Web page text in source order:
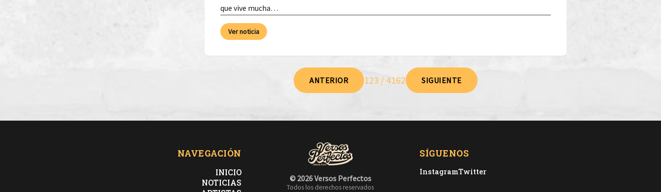
que vive mucha…
Ver noticia
ANTERIOR 123 / 4162 SIGUIENTE
NAVEGACIÓN
INICIO
NOTICIAS
© 2026 Versos Perfectos
Todos los derechos reservados
SÍGUENOS
InstagramTwitter